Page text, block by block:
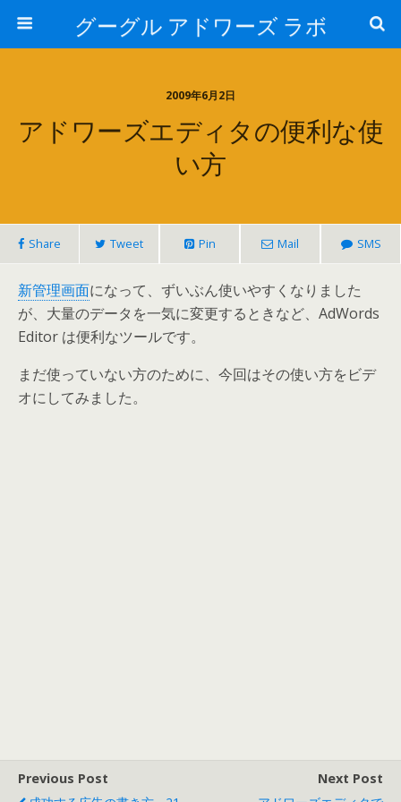
グーグル アドワーズ ラボ
2009年6月2日
アドワーズエディタの便利な使
い方
Share Tweet Pin Mail SMS
新管理画面になって、ずいぶん使いやすくなりました
が、大量のデータを一気に変更するときなど、AdWords
Editor は便利なツールです。
まだ使っていない方のために、今回はその使い方をビデ
オにしてみました。
Previous Post
Next Post